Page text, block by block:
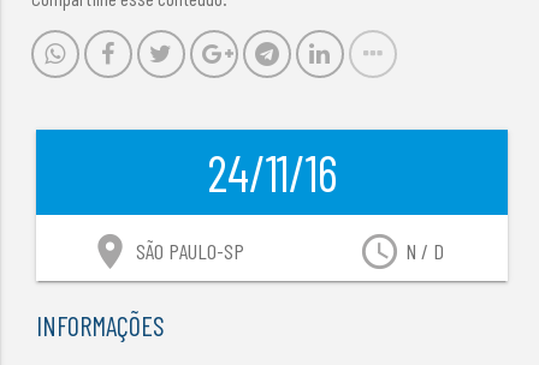
24/11/16
access_time N / D
location_on SÃO PAULO-SP
INFORMAÇÕES